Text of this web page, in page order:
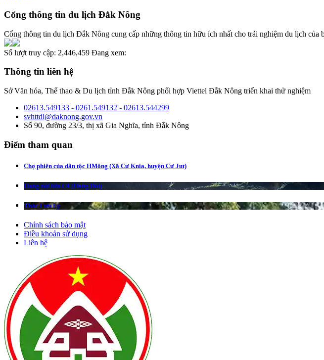
Cổng thông tin du lịch Đắk Nông
Cổng thông tin du lịch Đắk Nông cung cấp những thông tin hữu ích nhất cho trải nghiệm du lịch của
Số lượt truy cập: 2,446,459 Đang xem:
Thông tin liên hệ
Sở Văn hóa, Thể thao & Du lịch tỉnh Đắk Nông phối hợp Viettel Đắk Nông triển khai thử nghiệm
02613.549133 - 0261.549132 - 02613.544299
svhttdl@daknong.gov.vn
Số 90, đường 23/3, thị xã Gia Nghĩa, tỉnh Đắk Nông
Điểm tham quan
Chợ phiên của dân tộc HMông (Xã Cư Knia, huyện Cư Jut)
Hang núi lửa C9 (Hang Dơi)
Thác Lưu Ly
Chính sách bảo mật
Điều khoản sử dụng
Liên hệ